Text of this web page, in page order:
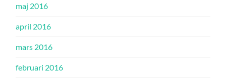
maj 2016
april 2016
mars 2016
februari 2016